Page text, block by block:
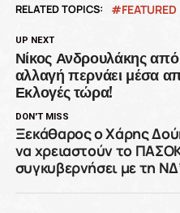
RELATED TOPICS: FEATURED
UP NEXT
Νίκος Ανδρουλάκης
αλλαγή περνάει μέσα
Εκλογές τώρα!
DON'T MISS
Ξεκάθαρος ο Χάρης
να χρειαστούν το
συγκυβερνήσει με τη